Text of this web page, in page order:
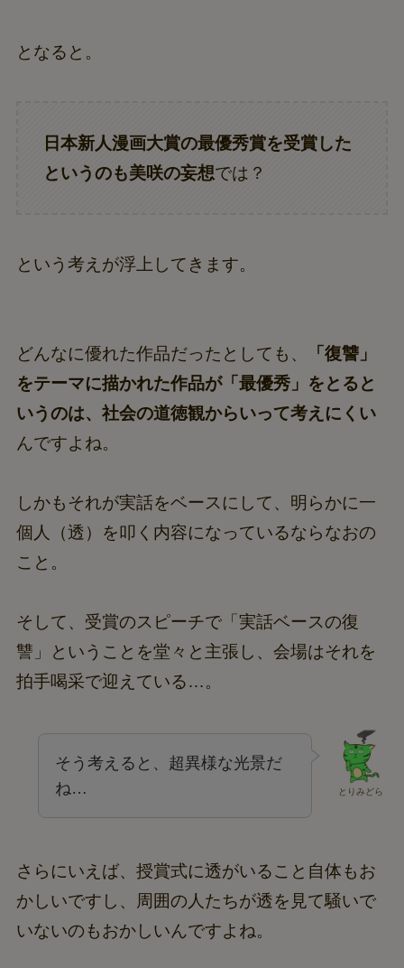
となると。
日本新人漫画大賞の最優秀賞を受賞した
というのも美咲の妄想では？
という考えが浮上してきます。
どんなに優れた作品だったとしても、
「復讐」
をテーマに描かれた作品が「最優秀」をとると
いうのは、社会の道徳観からいって考えにくい
んですよね。
しかもそれが実話をベースにして、明らかに一
個人（透）を叩く内容になっているならなおの
こと。
そして、受賞のスピーチで「実話ベースの復
讐」ということを堂々と主張し、会場はそれを
拍手喝采で迎えている…。
とりみどら
そう考えると、超異様な光景だ
ね…
さらにいえば、授賞式に透がいること自体もお
かしいですし、周囲の人たちが透を見て騒いで
いないのもおかしいんですよね。